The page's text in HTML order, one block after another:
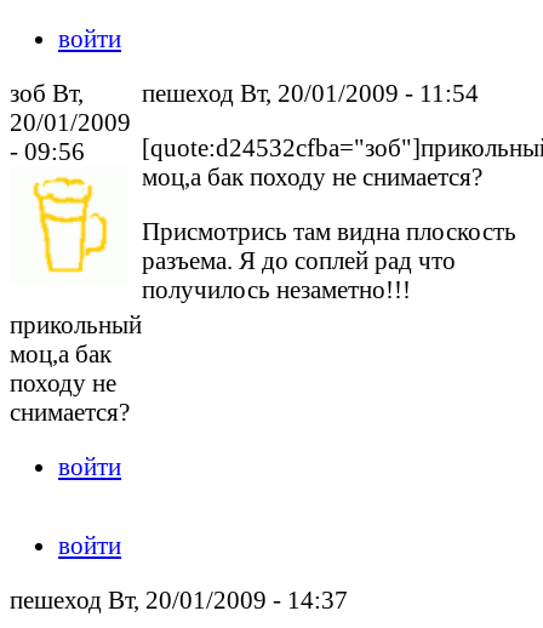
войти
зоб Вт,
20/01/2009
- 09:56
прикольный
моц,а бак
походу не
снимается?
войти
пешеход Вт, 20/01/2009 - 11:54
моц,а бак походу не снимается?
Присмотрись там видна плоскость
разъема. Я до соплей рад что
получилось незаметно!!!
войти
пешеход Вт, 20/01/2009 - 14:37